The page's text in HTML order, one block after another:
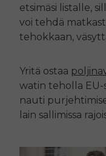
etsimäsi listalle,
voi tehdä
tehokkaan,
Yritä ostaa
watin teholla EU-
nauti
lain sallimissa